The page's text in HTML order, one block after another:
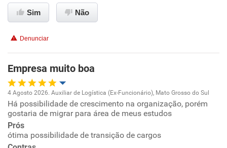
Não recomenda esta empresa
Não recomenda a diretoria
Sim Não
Denunciar
Empresa muito boa
Oportunidade de promoção
Ambiente de trabalho
4 Agosto 2026. Auxiliar de Logística (Ex-Funcionário), Mato Grosso do Sul
Há possibilidade de crescimento na organização, porém
gostaria de migrar para área de meus estudos
Prós
ótima possibilidade de transição de cargos